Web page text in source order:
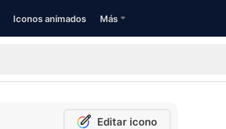
Iconos animados Más
Editar icono